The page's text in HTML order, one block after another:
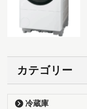
カテゴリー
冷蔵庫